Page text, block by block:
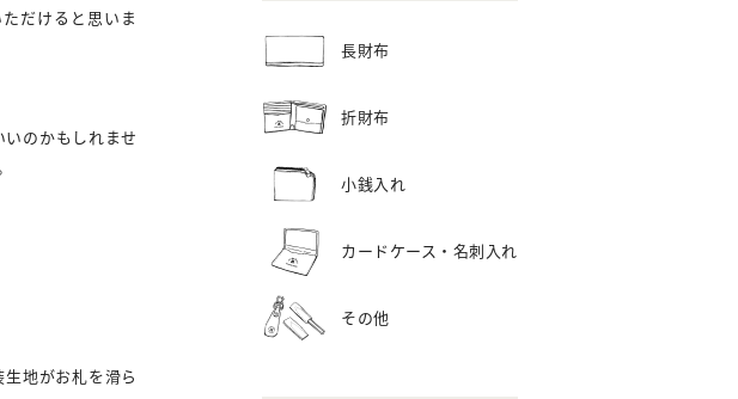
だけると思いま
のかもしれませ
地がお札を滑ら
長財布
折財布
小銭入れ
カードケース・名刺入れ
その他